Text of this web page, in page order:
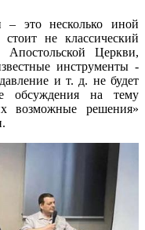
– это несколько иной
не классический
Церкви,
инструменты -
и т. д. не будет
обсуждения на тему
возможные решения»